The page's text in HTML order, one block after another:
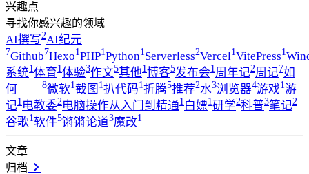
兴趣点
寻找你感兴趣的领域
AI撰写2AI纪元
7Github7Hexo1PHP1Python1Serverless2Vercel 1VitePress1
系统1体育1体验3作文5其他1博客5发布会1周年记2周记7如
何____
8微软1截图 1扒代码1折腾5推荐2水3浏览器4游戏1游
记1 电教委2电脑操作从入门到精通1 白嫖1研学2科普3笔记2
谷歌1软件5锵锵论道3魔改1
文章
归档